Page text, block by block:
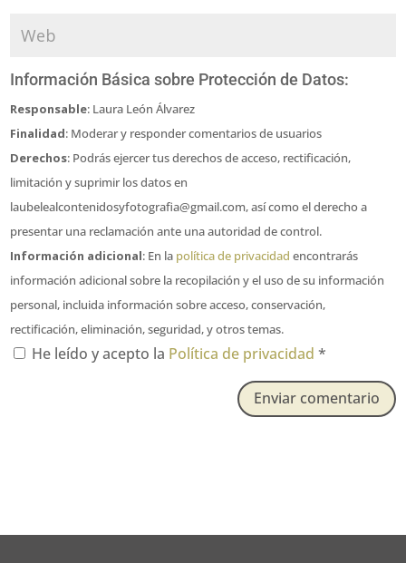
Información Básica sobre Protección de Datos:
Responsable: Laura León Álvarez
Finalidad: Moderar y responder comentarios de usuarios
Derechos: Podrás ejercer tus derechos de acceso, rectificación,
limitación y suprimir los datos en
laubelealcontenidosyfotografia@gmail.com, así como el derecho a
presentar una reclamación ante una autoridad de control.
Información adicional: En la política de privacidad encontrarás
información adicional sobre la recopilación y el uso de su información
personal, incluida información sobre acceso, conservación,
rectificación, eliminación, seguridad, y otros temas.
He leído y acepto la Política de privacidad*
Enviar comentario